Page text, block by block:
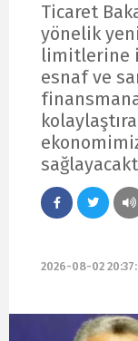
Ticaret
yönelik
limitlerine
esnaf ve
2026-08-02